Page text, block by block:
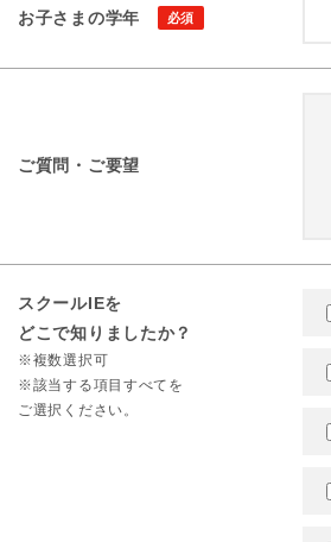
お子さまの学年
ご質問・ご要望
スクールIEを
どこで知りましたか？
※複数選択可
※該当する項目すべてを
ご選択ください。